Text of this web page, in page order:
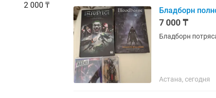
2 000 ₸
Бладборн
7 000 ₸
Бладборн
Астана, сегодня